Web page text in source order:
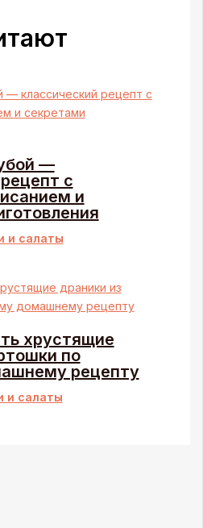
—
с
и
и салаты
хрустящие
по
рецепту
и салаты